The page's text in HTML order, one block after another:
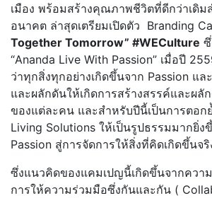
เมือง พร้อมสร้างคุณภาพชีวิตที่ดีกว่าเดิม
อนาคต ล่าสุดเตรียมเปิดตัว Branding
Together Tomorrow” #WECulture
“Ananda Live With Passion” เมื่อปี
ว่าทุกสิ่งทุกอย่างเกิดขึ้นจาก Passion แล
และผลักดันให้เกิดการสร้างสรรค์และผลั
ของแต่ละคน และสำหรับปีนี้เป็นการตอก
Living Solutions ให้เป็นรูปธรรมมากยิ่ง
Passion สู่การจัดการให้สิ่งที่คิดเกิดขึ้นจริ
ซึ่งแนวคิดของแคมเปญนี้เกิดขึ้นจากความ
การให้ความร่วมมือซึ่งกันและกัน (